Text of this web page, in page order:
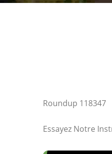
Roundup 118347
Essayez Notre